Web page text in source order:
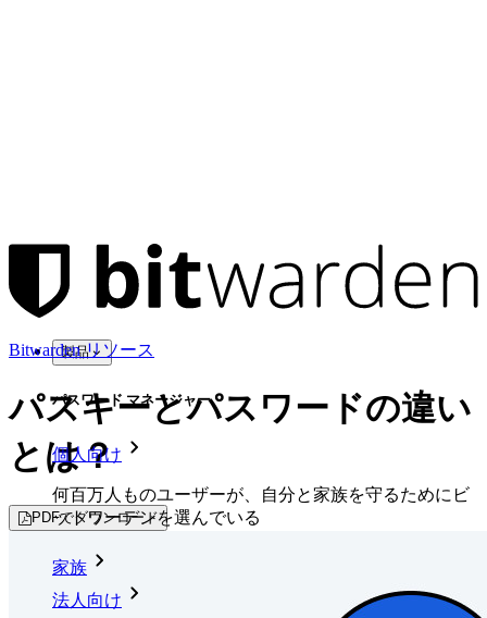
製品
パスワード マネージャー
個人向け
何百万人ものユーザーが、自分と家族を守るためにビ
ットワーデンを選んでいる
家族
法人向け
Bitwarden リソース
パスキーとパスワードの違い
とは？
PDFでダウンロード